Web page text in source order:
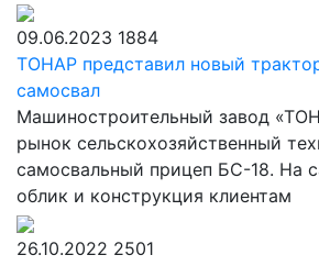
09.06.2023 1884
ТОНАР представил новый
самосвал
Машиностроительный завод
рынок сельскохозяйственный
самосвальный прицеп БС-18. На
облик и конструкция клиентам
26.10.2022 2501